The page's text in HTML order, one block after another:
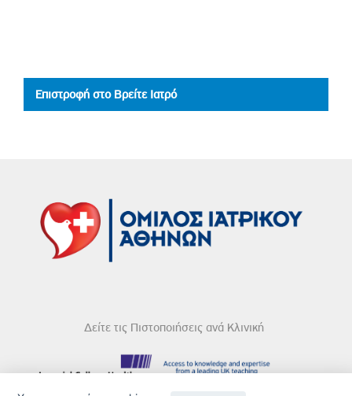
Επιστροφή στο Βρείτε Ιατρό
Δείτε τις Πιστοποιήσεις ανά Κλινική